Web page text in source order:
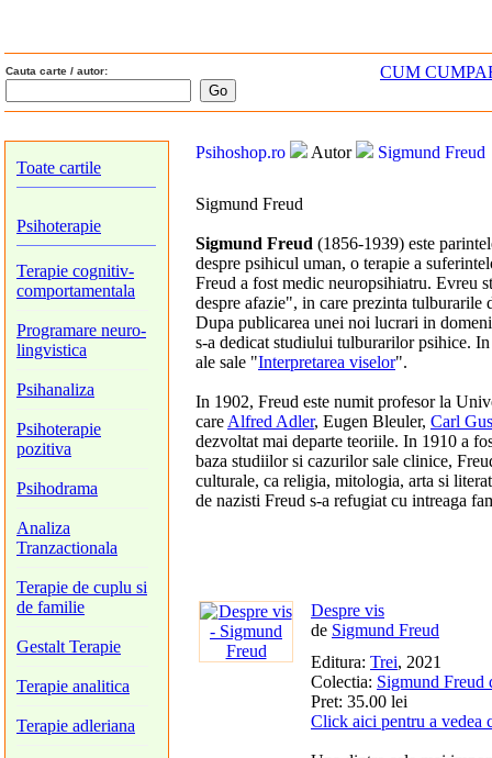
Cauta carte / autor: CUM
Toate cartile
Psihoterapie
Terapie cognitiv-
comportamentala
Programare neuro-
lingvistica
Psihanaliza
Psihoterapie
pozitiva
Psihodrama
Analiza
Tranzactionala
Terapie de cuplu si
de familie
Gestalt Terapie
Terapie analitica
Terapie adleriana
Psihoshop.ro Autor Sigmund Freud
Sigmund Freud
Sigmund Freud (1856-1939) este
despre psihicul uman, o terapie a
Freud a fost medic neuropsihiatru. Evreu
despre afazie", in care prezinta
Dupa publicarea unei noi lucrari in
s-a dedicat studiului tulburarilor psihice.
ale sale "Interpretarea viselor".
In 1902, Freud este numit profesor la
care Alfred Adler, Eugen Bleuler, Carl
dezvoltat mai departe teoriile. In 1910 a
baza studiilor si cazurilor sale clinice,
culturale, ca religia, mitologia, arta si
de nazisti Freud s-a refugiat cu intreaga
Despre vis
de Sigmund Freud
Editura: Trei, 2021
Colectia: Sigmund Freud
Pret: 35.00 lei
Click aici pentru a vedea